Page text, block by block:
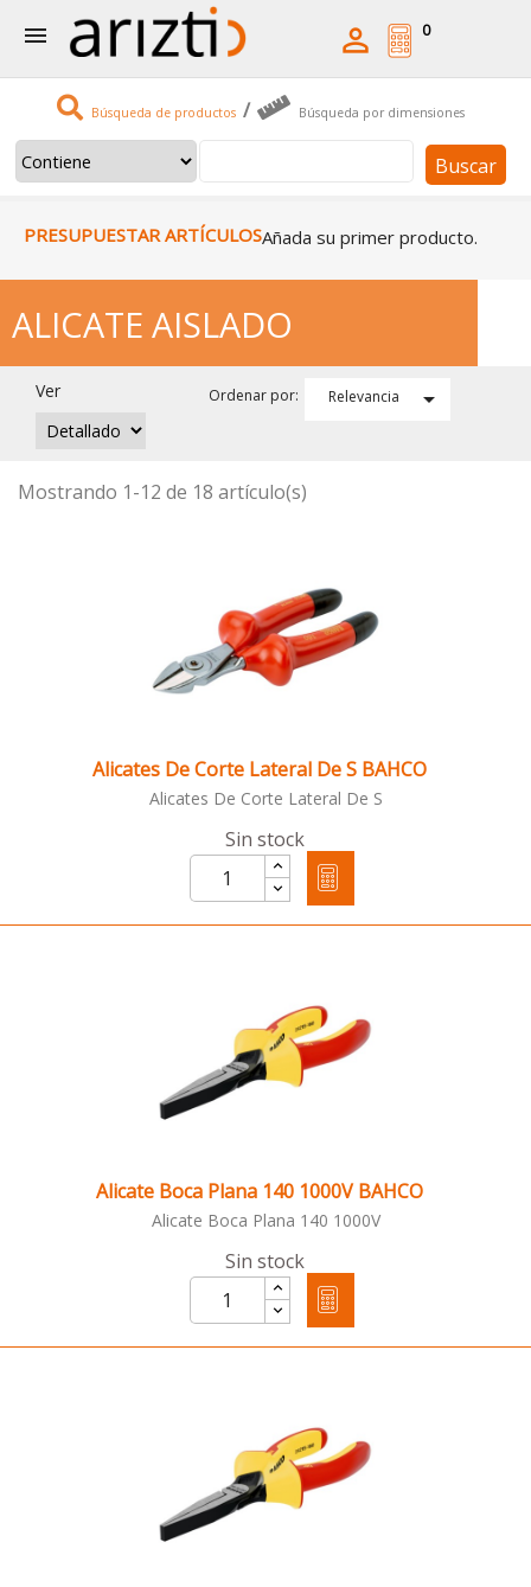
 
Búsqueda de productos / Búsqueda por dimensiones
Buscar
0
PRESUPUESTAR ARTÍCULOSAñada su primer producto.
ALICATE AISLADO
Ver Ordenar por: Relevancia 
Mostrando 1-12 de 18 artículo(s)
Alicates De Corte Lateral De S BAHCO
Alicates De Corte Lateral De S
Sin stock
Alicate Boca Plana 140 1000V BAHCO
Alicate Boca Plana 140 1000V
Sin stock